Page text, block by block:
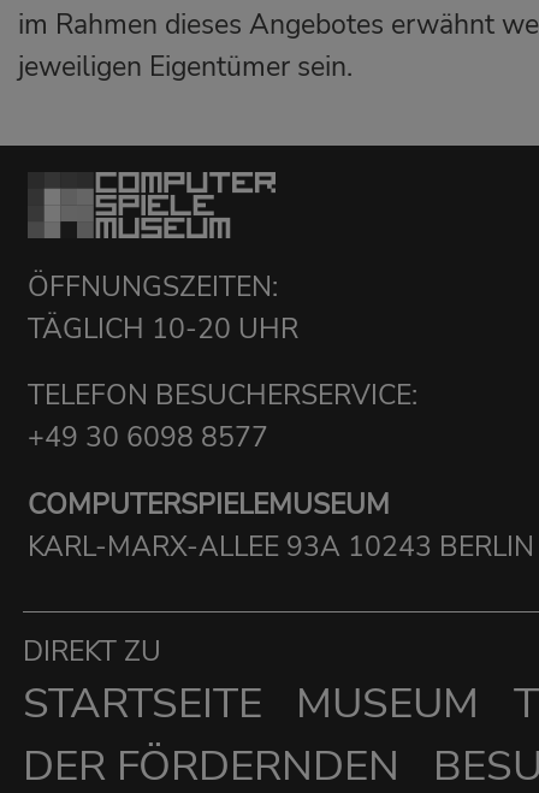
im Rahmen dieses Angebotes erwähnt
jeweiligen Eigentümer sein.
ÖFFNUNGSZEITEN:
TÄGLICH 10-20 UHR
TELEFON BESUCHERSERVICE:
+49 30 6098 8577
COMPUTERSPIELEMUSEUM
KARL-MARX-ALLEE 93A 10243 BERLIN
DIREKT ZU
STARTSEITE MUSEUM
DER FÖRDERNDEN